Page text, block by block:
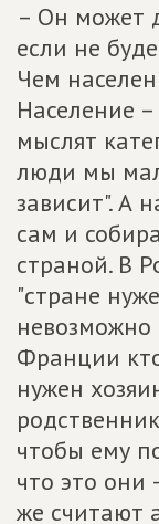
– Он может
если не
Чем
Население
мыслят
люди мы
зависит". А
сам и
страной. В
"стране
невозможно
Франции
нужен
чтобы ему
что это они
же считают